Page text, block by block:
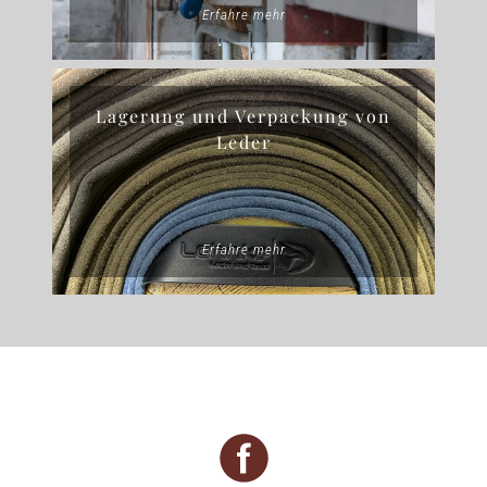
Erfahre mehr
Lagerung und Verpackung von
Leder
Erfahre mehr